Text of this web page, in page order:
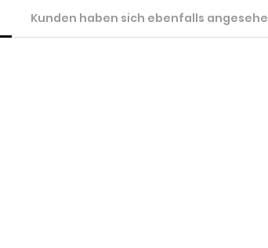
Kunden haben sich ebenfalls